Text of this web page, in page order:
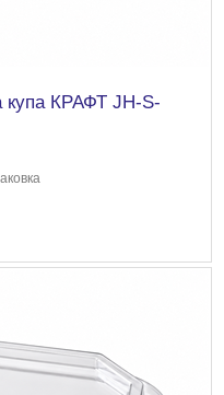
купа КРАФТ JH-S-